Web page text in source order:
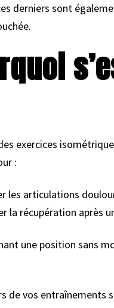
derniers sont
exercices
:
les articulations
la récupération après
une position sans
de vos entraînements